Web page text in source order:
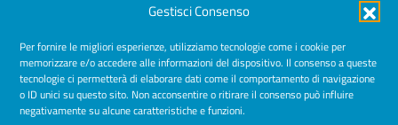
Gestisci Consenso
Per fornire le migliori esperienze, utilizziamo tecnologie come i cookie per
memorizzare e/o accedere alle informazioni del dispositivo. Il consenso a queste
tecnologie ci permetterà di elaborare dati come il comportamento di navigazione
o ID unici su questo sito. Non acconsentire o ritirare il consenso può influire
negativamente su alcune caratteristiche e funzioni.
Amministrazione Trasparente
Normative